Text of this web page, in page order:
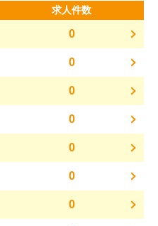
求人件数
0
0
0
0
0
0
0